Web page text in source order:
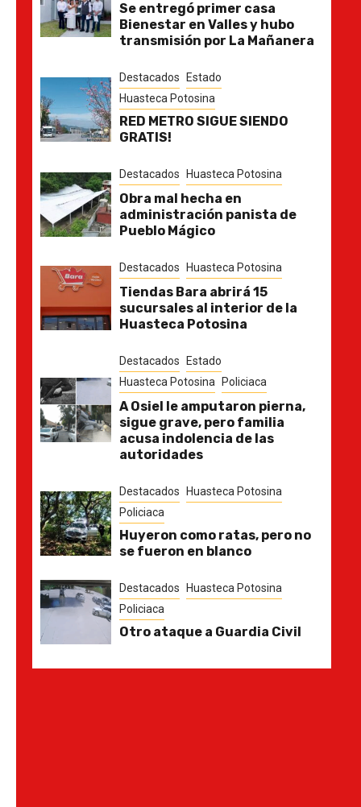
Se entregó primer casa
Bienestar en Valles y hubo
transmisión por La Mañanera
Destacados
Estado
Huasteca Potosina
RED METRO SIGUE SIENDO
GRATIS!
Destacados Huasteca Potosina
Obra mal hecha en
administración panista de
Pueblo Mágico
Destacados Huasteca Potosina
Tiendas Bara abrirá 15
sucursales al interior de la
Huasteca Potosina
Destacados
Estado
Huasteca Potosina
Policiaca
A Osiel le amputaron pierna,
sigue grave, pero familia
acusa indolencia de las
autoridades
Destacados
Huasteca Potosina
Policiaca
Huyeron como ratas, pero no
se fueron en blanco
Destacados
Huasteca Potosina
Policiaca
Otro ataque a Guardia Civil